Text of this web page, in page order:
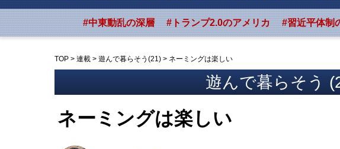
#中東動乱の深層 #トランプ2.0のアメリカ #習近平体制
TOP > 連載 > 遊んで暮らそう(21) > ネーミングは楽しい
遊んで暮らそう
ネーミングは楽しい